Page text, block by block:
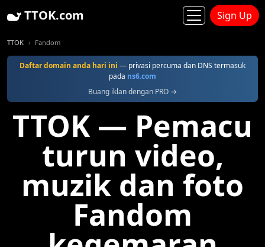
TTOK.com Sign Up
TTOK Fandom
Daftar domain anda hari ini — privasi percuma dan DNS termasuk
pada ns6.com
Buang iklan dengan PRO →
TTOK — Pemacu
turun video,
muzik dan foto
Fandom